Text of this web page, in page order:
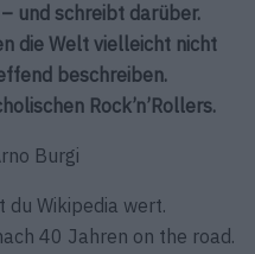
und schreibt darüber.
die Welt vielleicht nicht
beschreiben.
Rock’n’Rollers.
Burgi
du Wikipedia wert.
40 Jahren on the road.